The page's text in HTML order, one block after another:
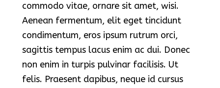
commodo vitae, ornare sit amet, wisi.
Aenean fermentum, elit eget tincidunt
condimentum, eros ipsum rutrum orci,
sagittis tempus lacus enim ac dui. Donec
non enim in turpis pulvinar facilisis. Ut
felis. Praesent dapibus, neque id cursus